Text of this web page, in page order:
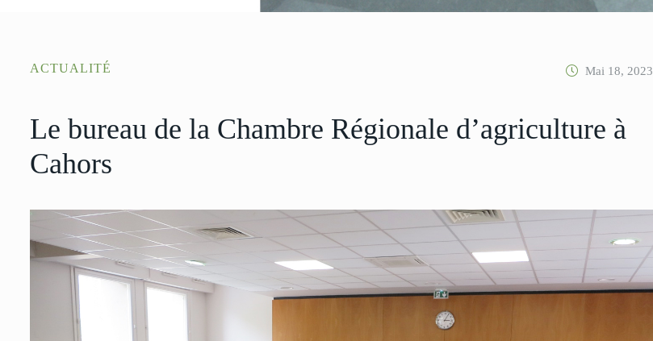
ACTUALITÉ Mai 18, 2023
Le bureau de la Chambre Régionale d’agriculture à
Cahors